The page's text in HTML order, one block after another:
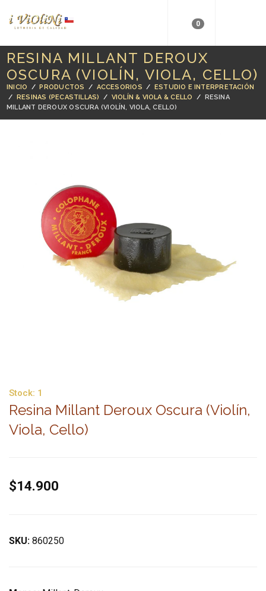
0
RESINA MILLANT DEROUX
OSCURA (VIOLÍN, VIOLA, CELLO)
INICIO /PRODUCTOS / ACCESORIOS / ESTUDIO E INTERPRETACIÓN
/ RESINAS (PECASTILLAS) / VIOLÍN & VIOLA & CELLO / RESINA
MILLANT DEROUX OSCURA (VIOLÍN, VIOLA, CELLO)
Stock: 1
Resina Millant Deroux Oscura (Violín,
Viola, Cello)
$14.900
SKU: 860250